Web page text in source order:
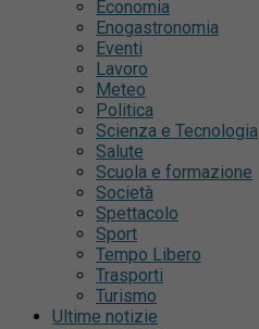
Economia
Enogastronomia
Eventi
Lavoro
Meteo
Politica
Scienza e Tecnologia
Salute
Scuola e formazione
Società
Spettacolo
Sport
Tempo Libero
Trasporti
Turismo
Ultime notizie